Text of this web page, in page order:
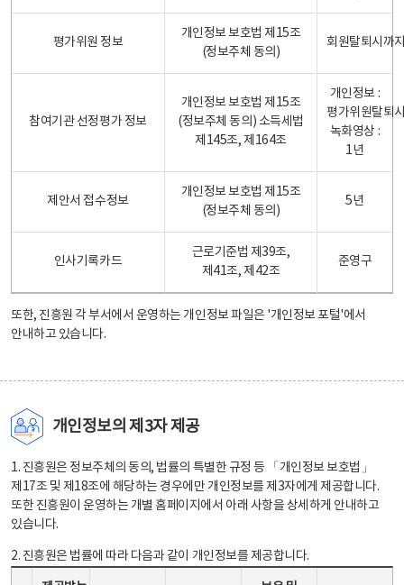
평가위원 정보
개인정보 보호법 제15조
(정보주체 동의)
회원탈퇴시까
참여기관 선정평가 정보
개인정보 보호법 제15조
(정보주체 동의) 소득세법
제145조, 제164조
개인정보 :
평가위원탈퇴
녹화영상 :
1년
제안서 접수정보
개인정보 보호법 제15조
(정보주체 동의)
5년
인사기록카드
근로기준법 제39조,
제41조, 제42조
준영구
또한, 진흥원 각 부서에서 운영하는 개인정보 파일은 '개인정보 포털'에서
안내하고 있습니다.
개인정보의 제3자 제공
1. 진흥원은 정보주체의 동의, 법률의 특별한 규정 등 「개인정보 보호법」
제17조 및 제18조에 해당하는 경우에만 개인정보를 제3자에게 제공합니다.
또한 진흥원이 운영하는 개별 홈페이지에서 아래 사항을 상세하게 안내하고
있습니다.
2. 진흥원은 법률에 따라 다음과 같이 개인정보를 제공합니다.